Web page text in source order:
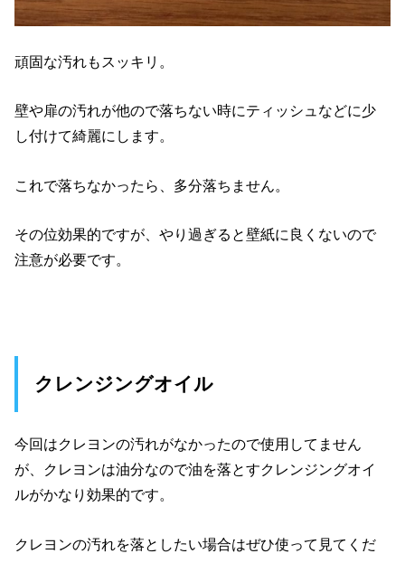
頑固な汚れもスッキリ。
壁や扉の汚れが他ので落ちない時にティッシュなどに少
し付けて綺麗にします。
これで落ちなかったら、多分落ちません。
その位効果的ですが、やり過ぎると壁紙に良くないので
注意が必要です。
クレンジングオイル
今回はクレヨンの汚れがなかったので使用してません
が、クレヨンは油分なので油を落とすクレンジングオイ
ルがかなり効果的です。
クレヨンの汚れを落としたい場合はぜひ使って見てくだ